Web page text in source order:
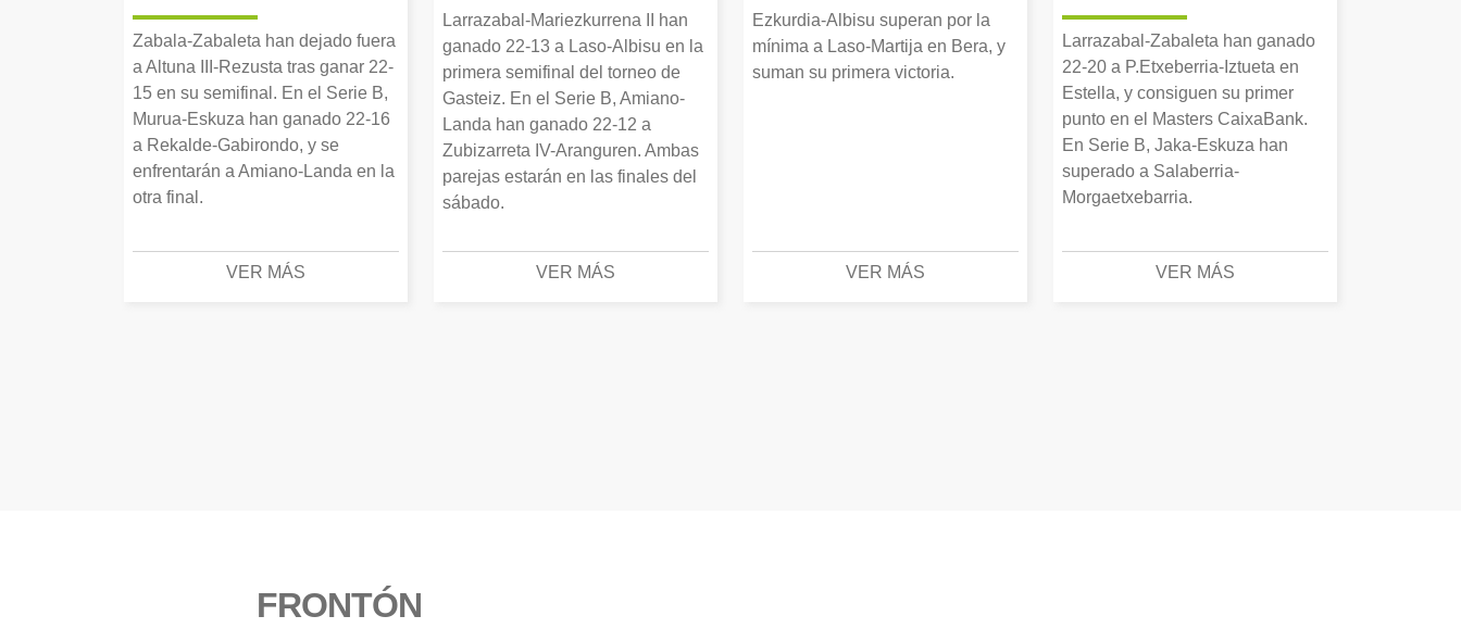
Zabala-Zabaleta han dejado fuera
a Altuna III-Rezusta tras ganar 22-
15 en su semifinal. En el Serie B,
Murua-Eskuza han ganado 22-16
a Rekalde-Gabirondo, y se
enfrentarán a Amiano-Landa en la
otra final.
VER MÁS
Larrazabal-Mariezkurrena II han
ganado 22-13 a Laso-Albisu en la
primera semifinal del torneo de
Gasteiz. En el Serie B, Amiano-
Landa han ganado 22-12 a
Zubizarreta IV-Aranguren. Ambas
parejas estarán en las finales del
sábado.
VER MÁS
Ezkurdia-Albisu superan por la
mínima a Laso-Martija en Bera, y
suman su primera victoria.
VER MÁS
Larrazabal-Zabaleta han ganado
22-20 a P.Etxeberria-Iztueta en
Estella, y consiguen su primer
punto en el Masters CaixaBank.
En Serie B, Jaka-Eskuza han
superado a Salaberria-
Morgaetxebarria.
VER MÁS
FRONTÓN